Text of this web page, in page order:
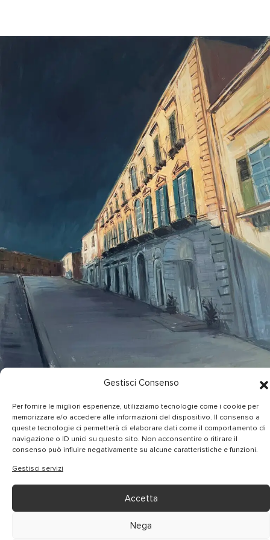
Gestisci Consenso
Per fornire le migliori esperienze, utilizziamo tecnologie come i cookie per
memorizzare e/o accedere alle informazioni del dispositivo. Il consenso a
queste tecnologie ci permetterà di elaborare dati come il comportamento di
navigazione o ID unici su questo sito. Non acconsentire o ritirare il
consenso può influire negativamente su alcune caratteristiche e funzioni.
Gestisci servizi
Accetta
Nega
Modica metafisica
100×80 cm
Olio su tela